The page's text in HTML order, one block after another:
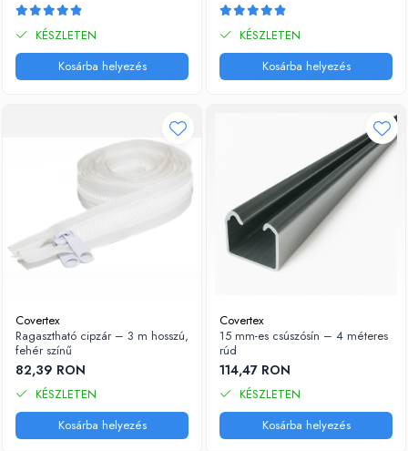
KÉSZLETEN
Kosárba helyezés
KÉSZLETEN
Kosárba helyezés
Covertex
Ragasztható cipzár – 3 m hosszú,
fehér színű
82,39 RON
KÉSZLETEN
Kosárba helyezés
Covertex
15 mm-es csúszósín – 4 méteres
rúd
114,47 RON
KÉSZLETEN
Kosárba helyezés